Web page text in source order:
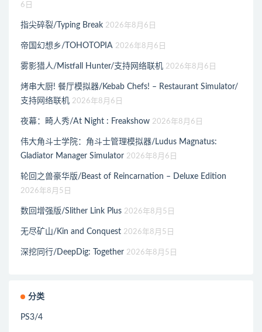
6日
指尖碎裂/Typing Break 2026年8月6日
帝国幻想乡/TOHOTOPIA 2026年8月6日
雾影猎人/Mistfall Hunter/支持网络联机 2026年8月6日
烤串大厨! 餐厅模拟器/Kebab Chefs! – Restaurant Simulator/
支持网络联机 2026年8月6日
夜幕：畸人秀/At Night : Freakshow 2026年8月6日
伟大角斗士学院：角斗士管理模拟器/Ludus Magnatus:
Gladiator Manager Simulator 2026年8月6日
轮回之兽豪华版/Beast of Reincarnation – Deluxe Edition
2026年8月5日
数回增强版/Slither Link Plus 2026年8月5日
无尽矿山/Kin and Conquest 2026年8月5日
深挖同行/DeepDig: Together 2026年8月5日
分类
PS3/4